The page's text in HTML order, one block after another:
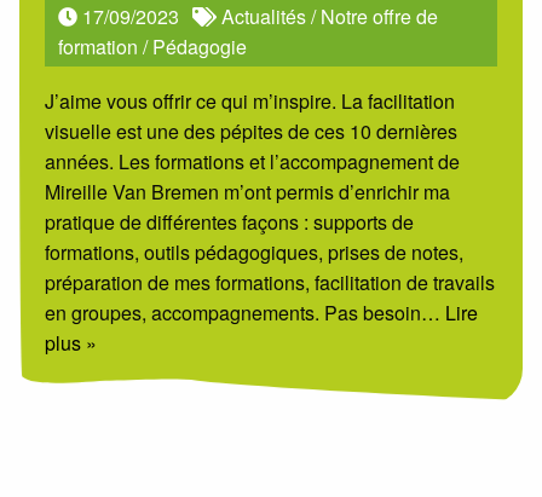
17/09/2023 Actualités/Notre offre de
formation /Pédagogie
J’aime vous offrir ce qui m’inspire. La facilitation
visuelle est une des pépites de ces 10 dernières
années. Les formations et l’accompagnement de
Mireille Van Bremen m’ont permis d’enrichir ma
pratique de différentes façons : supports de
formations, outils pédagogiques, prises de notes,
préparation de mes formations, facilitation de travails
en groupes, accompagnements. Pas besoin… Lire
plus »